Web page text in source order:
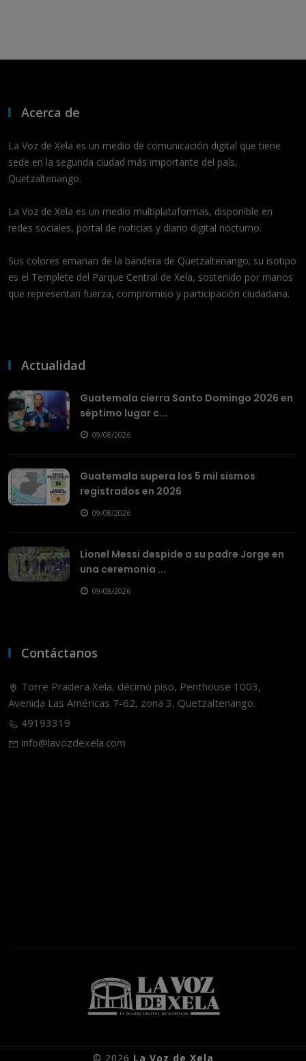
Acerca de
La Voz de Xela es un medio de comunicación digital que tiene
sede en la segunda ciudad más importante del país,
Quetzaltenango.
La Voz de Xela es un medio multiplataformas, disponible en
redes sociales, portal de noticias y diario digital nocturno.
Sus colores emanan de la bandera de Quetzaltenango; su isotipo
es el Templete del Parque Central de Xela, sostenido por manos
que representan fuerza, compromiso y participación ciudadana.
Actualidad
Guatemala cierra Santo Domingo 2026 en
séptimo lugar c...
09/08/2026
Guatemala supera los 5 mil sismos
registrados en 2026
09/08/2026
Lionel Messi despide a su padre Jorge en
una ceremonia ...
09/08/2026
Contáctanos
Torre Pradera Xela, décimo piso, Penthouse 1003,
Avenida Las Américas 7-62, zona 3, Quetzaltenango.
49193319
info@lavozdexela.com
© 2026 La Voz de Xela